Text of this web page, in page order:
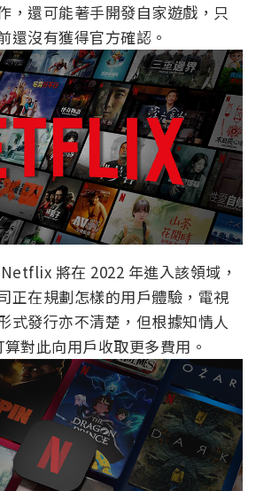
，還可能著手開發自家遊戲，只
還沒有獲得官方確認。
將在 2022 年進入該領域，
正在規劃怎樣的用戶體驗，電視
式發行亦不清楚，但根據知情人
對此向用戶收取更多費用。